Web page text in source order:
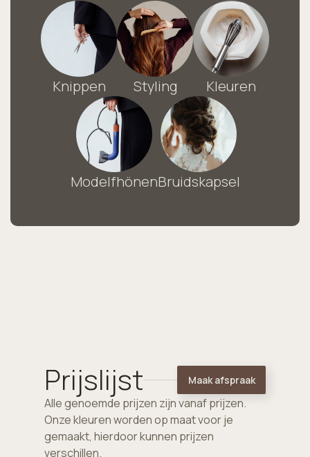
Knippen Styling Kleuren
ModelfhönenBruidskapsel
Prijslijst Maak afspraak
Alle genoemde prijzen zijn vanaf prijzen.
Onze kleuren worden op maat voor je
gemaakt, hierdoor kunnen prijzen
verschillen.